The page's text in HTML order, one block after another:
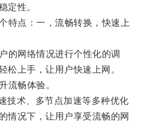
定性。
点：一，流畅转换，快速上
网络情况进行个性化的调
松上手，让用户快速上网。
畅体验。
术、多节点加速等多种优化
情况下，让用户享受流畅的网